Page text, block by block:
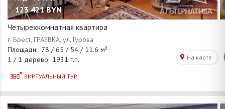
123 421 BYN
Четырехкомнатная квартира